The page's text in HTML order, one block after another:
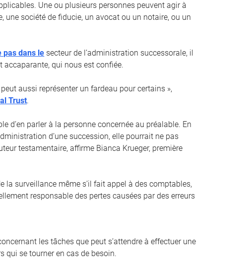
Une ou plusieurs personnes peuvent agir à
une société de fiducie, un avocat ou un notaire, ou un
pas dans le secteur de l’administration successorale, il
accaparante, qui nous est confiée.
aussi représenter un fardeau pour certains »,
Trust.
d’en parler à la personne concernée au préalable. En
d’une succession, elle pourrait ne pas
testamentaire, affirme Bianca Krueger, première
la surveillance même s’il fait appel à des comptables,
responsable des pertes causées par des erreurs
les tâches que peut s’attendre à effectuer une
qui se tourner en cas de besoin.